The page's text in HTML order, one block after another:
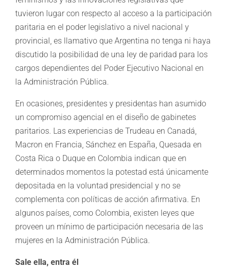
tuvieron lugar con respecto al acceso a la participación
paritaria en el poder legislativo a nivel nacional y
provincial, es llamativo que Argentina no tenga ni haya
discutido la posibilidad de una ley de paridad para los
cargos dependientes del Poder Ejecutivo Nacional en
la Administración Pública.
En ocasiones, presidentes y presidentas han asumido
un compromiso agencial en el diseño de gabinetes
paritarios. Las experiencias de Trudeau en Canadá,
Macron en Francia, Sánchez en España, Quesada en
Costa Rica o Duque en Colombia indican que en
determinados momentos la potestad está únicamente
depositada en la voluntad presidencial y no se
complementa con políticas de acción afirmativa. En
algunos países, como Colombia, existen leyes que
proveen un mínimo de participación necesaria de las
mujeres en la Administración Pública.
Sale ella, entra él